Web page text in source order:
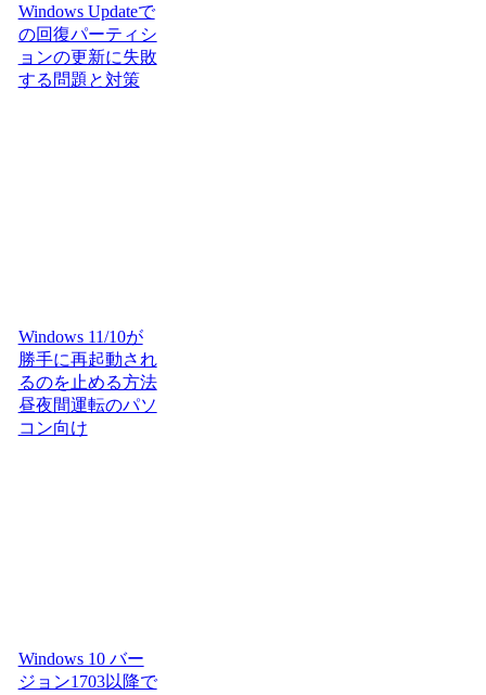
Windows Updateで
の回復パーティシ
ョンの更新に失敗
する問題と対策
Windows 11/10が
勝手に再起動され
るのを止める方法
昼夜間運転のパソ
コン向け
Windows 10 バー
ジョン1703以降で